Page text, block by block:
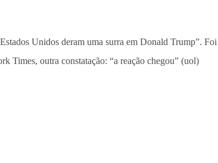
Unidos deram uma surra em Donald Trump”.
Times, outra constatação: “a reação chegou” (uol)